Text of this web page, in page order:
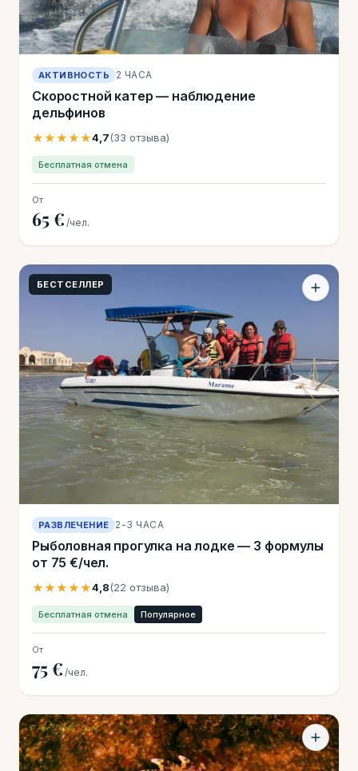
АКТИВНОСТЬ 2 ЧАСА
Скоростной катер — наблюдение
дельфинов
★★★★★4,7(33 отзыва)
Бесплатная отмена
От
65 € /чел.
БЕСТСЕЛЛЕР
РАЗВЛЕЧЕНИЕ 2-3 ЧАСА
Рыболовная прогулка на лодке — 3 формулы
от 75 €/чел.
★★★★★4,8(22 отзыва)
Бесплатная отмена Популярное
От
75 € /чел.